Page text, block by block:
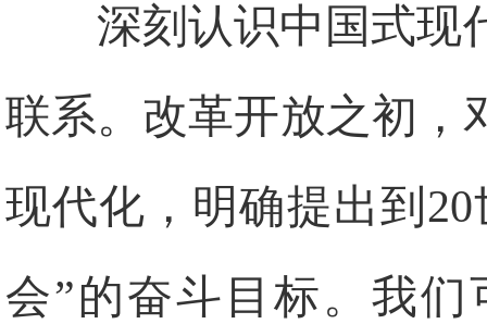
深刻认识中国式现
联系。改革开放之初，
现代化，明确提出到
会”的奋斗目标。我